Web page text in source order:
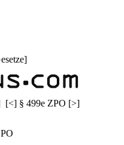
]
[<] § 499e ZPO [>]